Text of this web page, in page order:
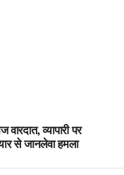
व्यापारी पर
से जानलेवा हमला